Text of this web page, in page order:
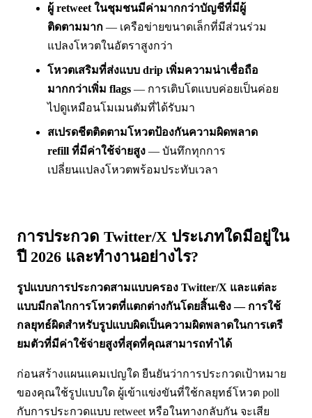
ผู้ retweet ในชุมชนมีค่ามากกว่าบัญชีที่มีผู้
ติดตามมาก — เครือข่ายขนาดเล็กที่มีส่วนร่วม
แปลงโหวตในอัตราสูงกว่า
โหวตเสริมที่ส่งแบบ drip เพิ่มความน่าเชื่อถือ
มากกว่าเพิ่ม flags — การเติบโตแบบค่อยเป็นค่อย
ไปดูเหมือนโมเมนตัมที่ได้รับมา
สเปรดชีตติดตามโหวตป้องกันความผิดพลาด
refill ที่มีค่าใช้จ่ายสูง — บันทึกทุกการ
เปลี่ยนแปลงโหวตพร้อมประทับเวลา
การประกวด Twitter/X ประเภทใดมีอยู่ใน
ปี 2026 และทำงานอย่างไร?
รูปแบบการประกวดสามแบบครอง Twitter/X และแต่ละ
แบบมีกลไกการโหวตที่แตกต่างกันโดยสิ้นเชิง — การใช้
กลยุทธ์ผิดสำหรับรูปแบบผิดเป็นความผิดพลาดในการเตรี
ยมตัวที่มีค่าใช้จ่ายสูงที่สุดที่คุณสามารถทำได้
ก่อนสร้างแผนแคมเปญใด ยืนยันว่าการประกวดเป้าหมาย
ของคุณใช้รูปแบบใด ผู้เข้าแข่งขันที่ใช้กลยุทธ์โหวต poll
กับการประกวดแบบ retweet หรือในทางกลับกัน จะเสีย